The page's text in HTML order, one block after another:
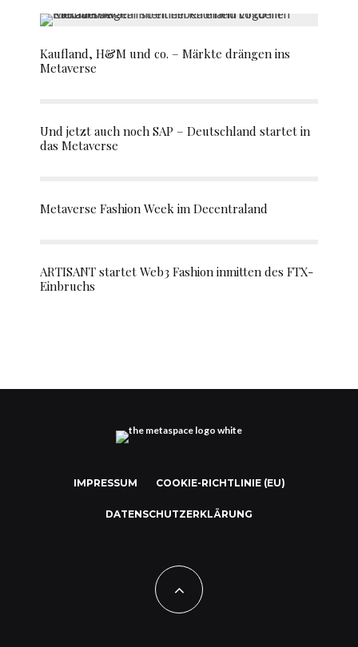
Kaufland, H&M und co. – Märkte drängen ins
Metaverse
Und jetzt auch noch SAP – Deutschland startet in
das Metaverse
Metaverse Fashion Week im Decentraland
ARTISANT startet Web3 Fashion inmitten des FTX-
Einbruchs
IMPRESSUM COOKIE-RICHTLINIE (EU)
DATENSCHUTZERKLÄRUNG